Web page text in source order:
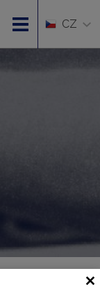
CZ